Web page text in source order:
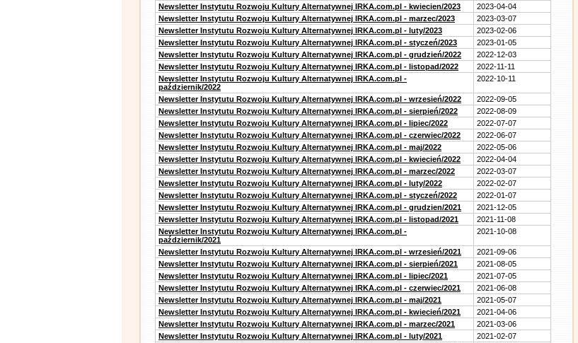
Newsletter Instytutu Rozwoju Kultury Alternatywnej IRKA.com.pl - kwiecien/2023
2023-04-04
Newsletter Instytutu Rozwoju Kultury Alternatywnej IRKA.com.pl - marzec/2023
2023-03-07
Newsletter Instytutu Rozwoju Kultury Alternatywnej IRKA.com.pl - luty/2023
2023-02-06
Newsletter Instytutu Rozwoju Kultury Alternatywnej IRKA.com.pl - styczeń/2023
2023-01-05
Newsletter Instytutu Rozwoju Kultury Alternatywnej IRKA.com.pl - grudzień/2022
2022-12-03
Newsletter Instytutu Rozwoju Kultury Alternatywnej IRKA.com.pl - listopad/2022
2022-11-11
Newsletter Instytutu Rozwoju Kultury Alternatywnej IRKA.com.pl -
październik/2022
2022-10-11
Newsletter Instytutu Rozwoju Kultury Alternatywnej IRKA.com.pl - wrzesień/2022
2022-09-05
Newsletter Instytutu Rozwoju Kultury Alternatywnej IRKA.com.pl - sierpień/2022
2022-08-09
Newsletter Instytutu Rozwoju Kultury Alternatywnej IRKA.com.pl - lipiec/2022
2022-07-07
Newsletter Instytutu Rozwoju Kultury Alternatywnej IRKA.com.pl - czerwiec/2022
2022-06-07
Newsletter Instytutu Rozwoju Kultury Alternatywnej IRKA.com.pl - maj/2022
2022-05-06
Newsletter Instytutu Rozwoju Kultury Alternatywnej IRKA.com.pl - kwiecień/2022
2022-04-04
Newsletter Instytutu Rozwoju Kultury Alternatywnej IRKA.com.pl - marzec/2022
2022-03-07
Newsletter Instytutu Rozwoju Kultury Alternatywnej IRKA.com.pl - luty/2022
2022-02-07
Newsletter Instytutu Rozwoju Kultury Alternatywnej IRKA.com.pl - styczeń/2022
2022-01-07
Newsletter Instytutu Rozwoju Kultury Alternatywnej IRKA.com.pl - grudzien/2021
2021-12-05
Newsletter Instytutu Rozwoju Kultury Alternatywnej IRKA.com.pl - listopad/2021
2021-11-08
Newsletter Instytutu Rozwoju Kultury Alternatywnej IRKA.com.pl -
październik/2021
2021-10-08
Newsletter Instytutu Rozwoju Kultury Alternatywnej IRKA.com.pl - wrzesień/2021
2021-09-06
Newsletter Instytutu Rozwoju Kultury Alternatywnej IRKA.com.pl - sierpień/2021
2021-08-05
Newsletter Instytutu Rozwoju Kultury Alternatywnej IRKA.com.pl - lipiec/2021
2021-07-05
Newsletter Instytutu Rozwoju Kultury Alternatywnej IRKA.com.pl - czerwiec/2021
2021-06-08
Newsletter Instytutu Rozwoju Kultury Alternatywnej IRKA.com.pl - maj/2021
2021-05-07
Newsletter Instytutu Rozwoju Kultury Alternatywnej IRKA.com.pl - kwiecień/2021
2021-04-06
Newsletter Instytutu Rozwoju Kultury Alternatywnej IRKA.com.pl - marzec/2021
2021-03-06
Newsletter Instytutu Rozwoju Kultury Alternatywnej IRKA.com.pl - luty/2021
2021-02-07